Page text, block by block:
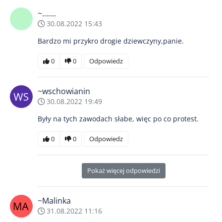
~.......
30.08.2022 15:43
Bardzo mi przykro drogie dziewczyny,panie.
0 0 Odpowiedz
~wschowianin
30.08.2022 19:49
Były na tych zawodach słabe, więc po co protest.
0 0 Odpowiedz
Pokaż więcej odpowiedzi
~Malinka
31.08.2022 11:16